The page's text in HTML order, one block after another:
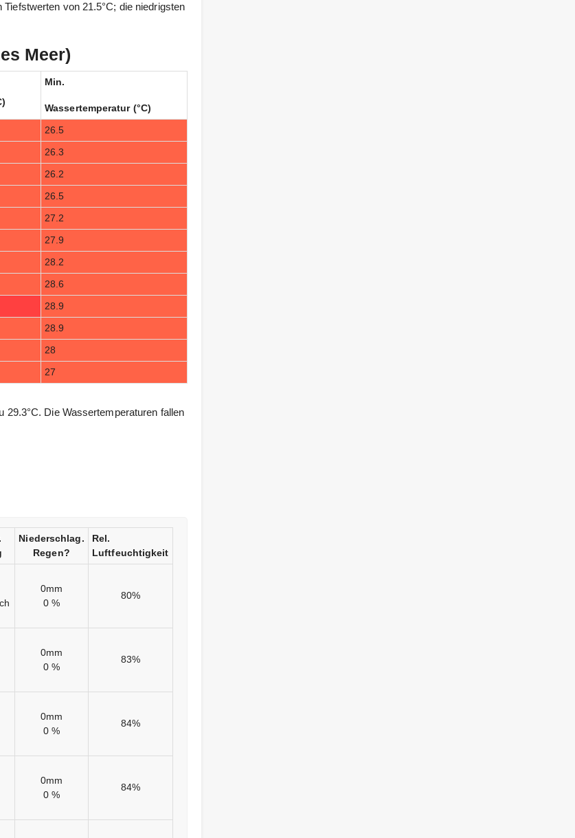
von 21.5°C; die niedrigsten
Meer)
Min.
Wassertemperatur (°C)
26.5
26.3
26.2
26.5
27.2
27.9
28.2
28.6
28.9
28.9
28
27
Die Wassertemperaturen fallen
Niederschlag.
Regen?
Rel.
Luftfeuchtigkeit
0mm
0 %
80%
0mm
0 %
83%
0mm
0 %
84%
0mm
0 %
84%